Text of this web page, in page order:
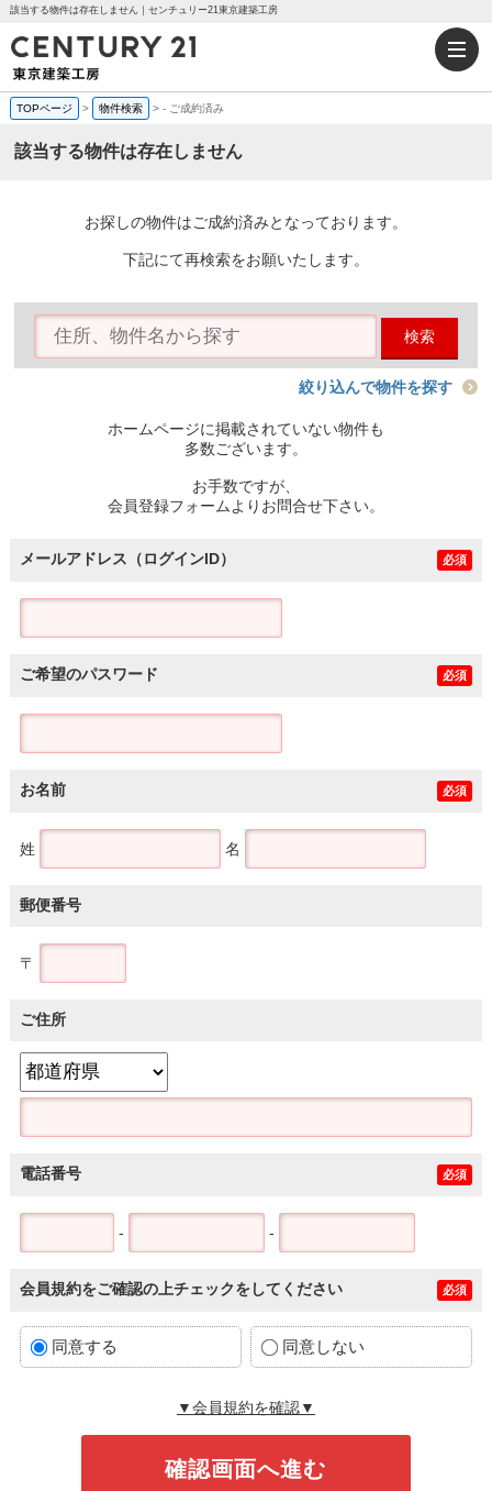
該当する物件は存在しません｜センチュリー21東京建築工房
TOPページ > 物件検索 >- ご成約済み
該当する物件は存在しません
お探しの物件はご成約済みとなっております。
下記にて再検索をお願いたします。
検索
絞り込んで物件を探す
ホームページに掲載されていない物件も
多数ございます。
お手数ですが、
会員登録フォームよりお問合せ下さい。
メールアドレス（ログインID） 必須
ご希望のパスワード 必須
お名前 必須
姓 名
郵便番号
〒
ご住所
電話番号 必須
- -
会員規約をご確認の上チェックをしてください 必須
同意する 同意しない
▼会員規約を確認▼